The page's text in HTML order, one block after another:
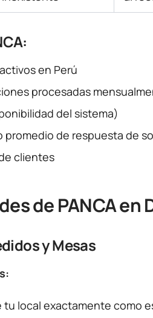
en Perú
procesadas
del sistema)
promedio de respuesta de
clientes
de PANCA en
y Mesas
tu local exactamente como